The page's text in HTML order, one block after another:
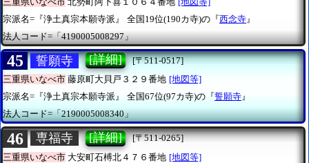
宗派名=『浄土真宗本願寺派』
全国19位(190カ寺)の『西念寺』
法人コード=「4190005008297」
45 誓願寺 [詳細]
[〒511-0517]
三重県いなべ市 藤原町大貝戸３２９番地 [地図等]
宗派名=『浄土真宗本願寺派』
全国67位(97カ寺)の『誓願寺』
法人コード=「2190005008340」
46 専福寺 [詳細]
[〒511-0265]
三重県いなべ市 大安町石榑北４７６番地 [地図等]